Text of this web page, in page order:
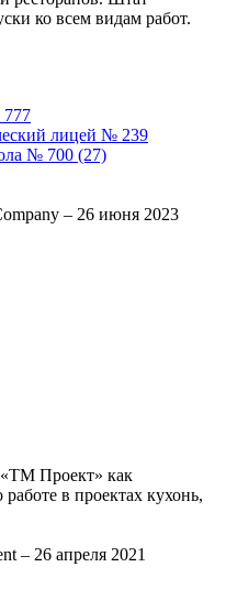
ко всем видам работ.
лицей № 239
№ 700 (27)
– 26 июня 2023
Проект» как
в проектах кухонь,
– 26 апреля 2021